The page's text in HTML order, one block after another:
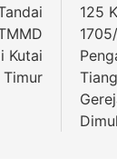
Kutai
Timur
125